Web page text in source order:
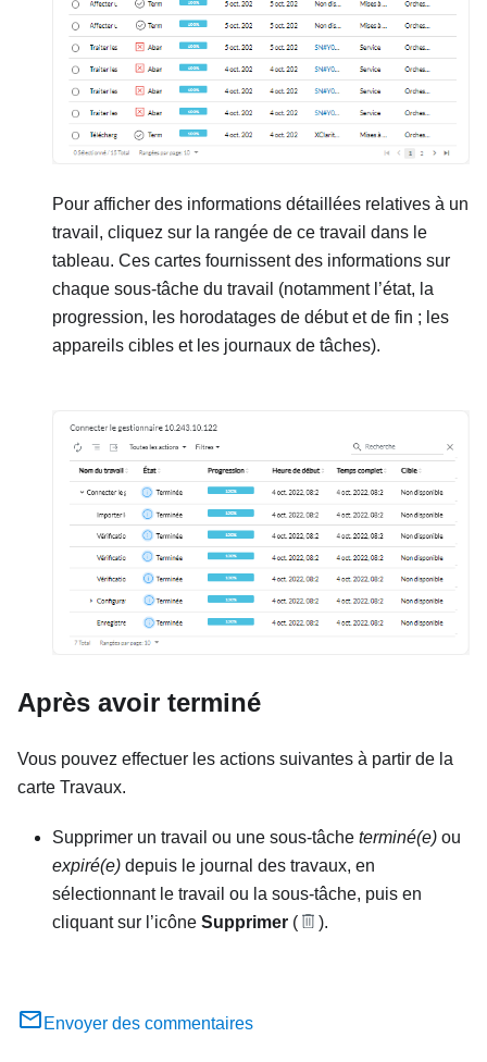
Pour afficher des informations détaillées relatives à un
travail, cliquez sur la rangée de ce travail dans le
tableau. Ces cartes fournissent des informations sur
chaque sous-tâche du travail (notamment l’état, la
progression, les horodatages de début et de fin ; les
appareils cibles et les journaux de tâches).
Après avoir terminé
Vous pouvez effectuer les actions suivantes à partir de la
carte Travaux.
Supprimer un travail ou une sous-tâche terminé(e) ou
expiré(e) depuis le journal des travaux, en
sélectionnant le travail ou la sous-tâche, puis en
cliquant sur l’icône Supprimer ( ).
Envoyer des commentaires